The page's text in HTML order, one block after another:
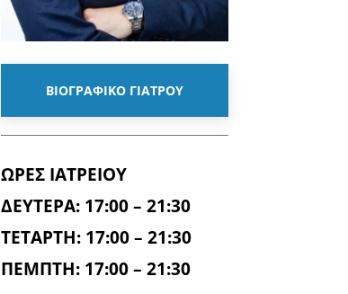
ΒΙΟΓΡΑΦΙΚΟ ΓΙΑΤΡΟΥ
ΩΡΕΣ ΙΑΤΡΕΙΟΥ
ΔΕΥΤΕΡΑ: 17:00 – 21:30
ΤΕΤΑΡΤΗ: 17:00 – 21:30
ΠΕΜΠΤΗ: 17:00 – 21:30